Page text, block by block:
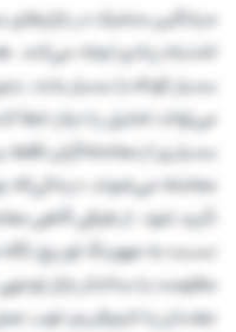
میانگین متحرک در
اشتباه زیادی ایجاد می‌کند.
بسیار کوتاه یا بسیار بلند،
می‌تواند تحلیل را دچار خطا
بسیاری از معامله‌گران فقط
معامله می‌شوند، درحالی‌که
تأیید شود. از طرفی گاهی
نسبت به مووینگ اوریج
مقاومت یا ساختار بازار
جفت‌ارز یا تایم‌فریم خوب